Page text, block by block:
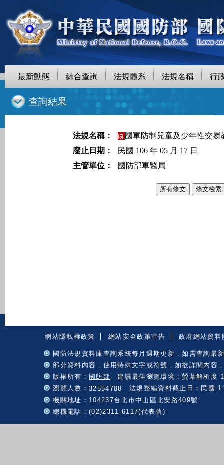
最新動態 綜合查詢 法規體系 法規名稱 行
查詢結果
法規名稱：
國軍防制兒童及少年性交
廢止日期：
民國 106 年 05 月 17 日
主管單位：
國防部軍醫局
網站隱私權政策 網站安全政策宣告 政府網站資料
國防法規資料庫查詢系統每月週期更新，如需查詢最
部分資料內容，使用特殊文字或符號，如欲詳閱內容
版權所有： 國防部 建議最佳瀏覽環境：螢幕解析度
瀏覽人數：32554788
法規整編資料截止日：民國
機關地址：104237台北市中山區北安路409號
總機電話：(02)2311-6117(代表號)